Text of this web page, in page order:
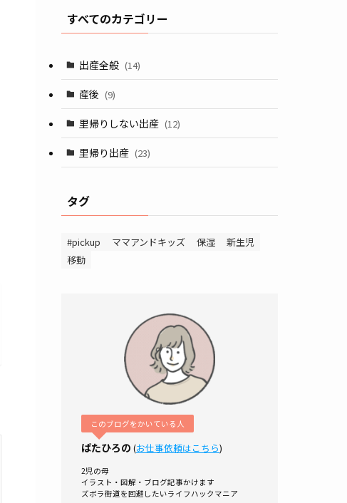
すべてのカテゴリー
出産全般 (14)
産後 (9)
里帰りしない出産 (12)
里帰り出産 (23)
タグ
#pickup ママアンドキッズ 保湿
新生児
移動
このブログをかいている人
ばたひろの (お仕事依頼はこちら)
2児の母
イラスト・図解・ブログ記事かけます
ズボラ街道を回避したいライフハックマニア